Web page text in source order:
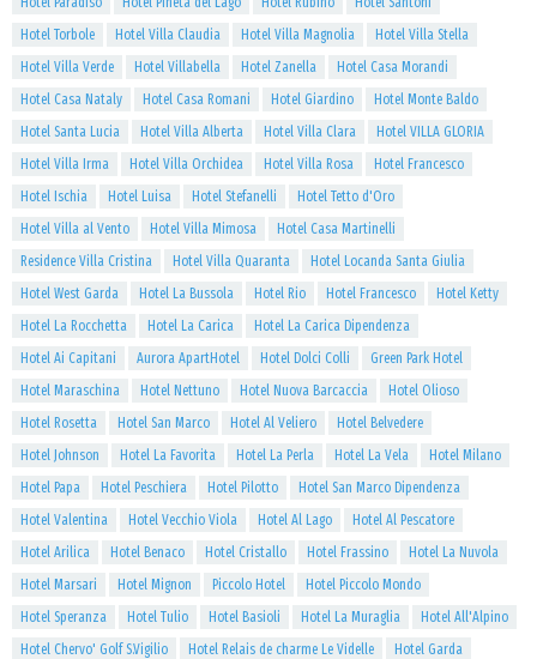
Hotel Torbole
Hotel Villa Claudia Hotel Villa Magnolia
Hotel Villa Stella
Hotel Villa Verde
Hotel Villabella Hotel Zanella
Hotel Casa Morandi
Hotel Casa Nataly
Hotel Casa Romani Hotel Giardino
Hotel Monte Baldo
Hotel Santa Lucia
Hotel Villa Alberta Hotel Villa Clara
Hotel VILLA GLORIA
Hotel Villa Irma
Hotel Villa Orchidea Hotel Villa Rosa
Hotel Francesco
Hotel Ischia
Hotel Luisa Hotel Stefanelli
Hotel Tetto d'Oro
Hotel Villa al Vento
Hotel Villa Mimosa
Hotel Casa Martinelli
Residence Villa Cristina
Hotel Villa Quaranta
Hotel Locanda Santa Giulia
Hotel West Garda
Hotel La Bussola Hotel Rio Hotel Francesco
Hotel Ketty
Hotel La Rocchetta
Hotel La Carica
Hotel La Carica Dipendenza
Hotel Ai Capitani
Aurora ApartHotel Hotel Dolci Colli
Green Park Hotel
Hotel Maraschina
Hotel Nettuno Hotel Nuova Barcaccia
Hotel Olioso
Hotel Rosetta
Hotel San Marco Hotel Al Veliero
Hotel Belvedere
Hotel Johnson
Hotel La Favorita Hotel La Perla Hotel La Vela
Hotel Milano
Hotel Papa
Hotel Peschiera Hotel Pilotto
Hotel San Marco Dipendenza
Hotel Valentina
Hotel Vecchio Viola Hotel Al Lago
Hotel Al Pescatore
Hotel Arilica
Hotel Benaco Hotel Cristallo Hotel Frassino
Hotel La Nuvola
Hotel Marsari
Hotel Mignon Piccolo Hotel
Hotel Piccolo Mondo
Hotel Speranza
Hotel Tulio Hotel Basioli Hotel La Muraglia
Hotel All'Alpino
Hotel Chervo' Golf S.Vigilio
Hotel Relais de charme Le Videlle
Hotel Garda